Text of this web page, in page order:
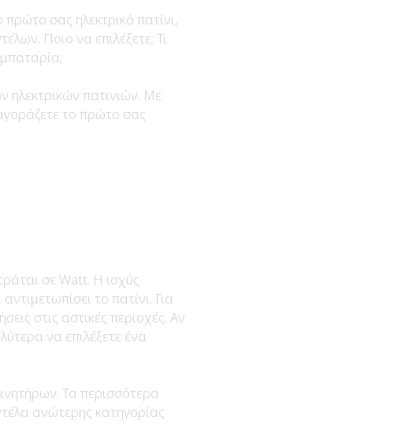
σας ηλεκτρικό πατίνι,
Ποιο να επιλέξετε; Τι
ηλεκτρικών πατινιών. Με
το πρώτο σας
σε Watt. Η ισχύς
το πατίνι. Για
στις αστικές περιοχές. Αν
να επιλέξετε ένα
Τα περισσότερα
ανώτερης κατηγορίας